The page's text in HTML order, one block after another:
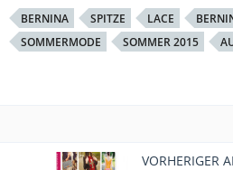
BERNINA SPITZE LACE
SOMMERMODE
SOMMER 2015
VORHERIGER